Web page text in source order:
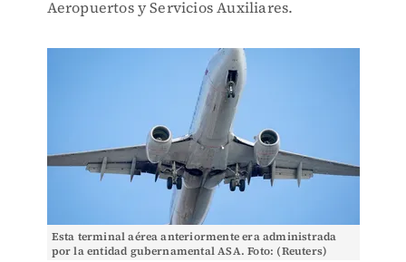
Aeropuertos y Servicios Auxiliares.
Esta terminal aérea anteriormente era administrada
por la entidad gubernamental ASA. Foto: (Reuters)